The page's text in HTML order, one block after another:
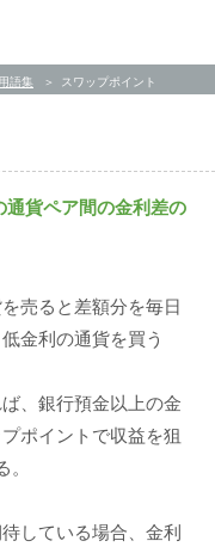
用語集 スワップポイント
貨ペア間の金利差の
売ると差額分を毎日
金利の通貨を買う
、銀行預金以上の金
ポイントで収益を狙
している場合、金利